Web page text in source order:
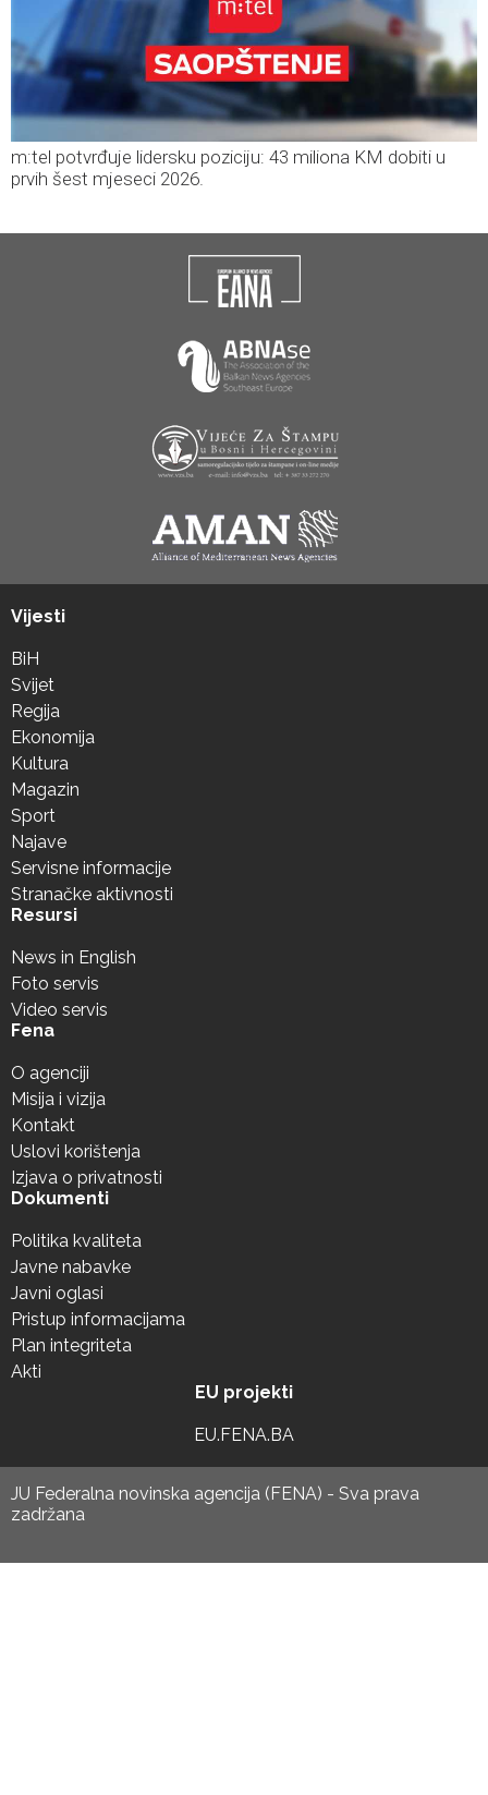
m:tel potvrđuje lidersku poziciju: 43 miliona KM dobiti u
prvih šest mjeseci 2026.
Vijesti
BiH
Svijet
Regija
Ekonomija
Kultura
Magazin
Sport
Najave
Servisne informacije
Stranačke aktivnosti
Resursi
News in English
Foto servis
Video servis
Fena
O agenciji
Misija i vizija
Kontakt
Uslovi korištenja
Izjava o privatnosti
Dokumenti
Politika kvaliteta
Javne nabavke
Javni oglasi
Pristup informacijama
Plan integriteta
Akti
EU projekti
EU.FENA.BA
JU Federalna novinska agencija (FENA) - Sva prava
zadržana